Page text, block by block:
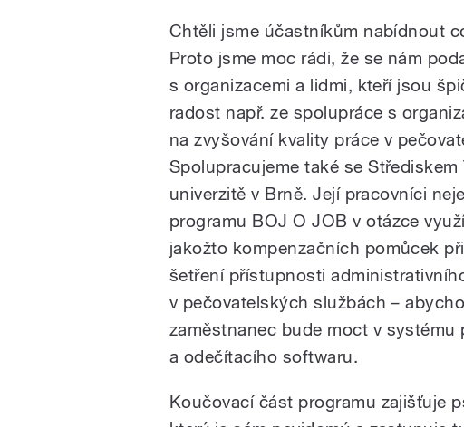
Chtěli jsme účastníkům nabídnout
Proto jsme moc rádi, že se nám
s organizacemi a lidmi, kteří jsou
radost např. ze spolupráce s
na zvyšování kvality práce v
Spolupracujeme také se
univerzitě v Brně. Její pracovníci
programu BOJ O JOB v otázce
jakožto kompenzačních pomůcek
šetření přístupnosti
v pečovatelských službách –
zaměstnanec bude moct v
a odečítacího softwaru.
Koučovací část programu zajišťuje